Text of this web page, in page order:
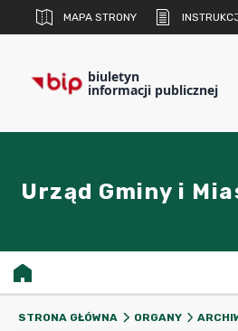
MAPA STRONY
biuletyn
informacji publicznej
Urząd Gminy i
STRONA GŁÓWNA ORGANY